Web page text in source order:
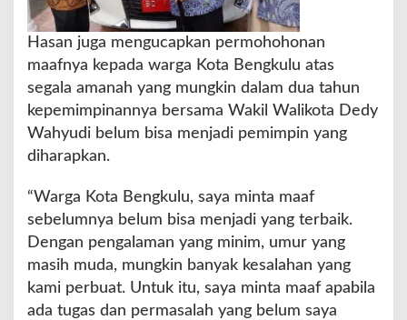
Hasan juga mengucapkan permohohonan
maafnya kepada warga Kota Bengkulu atas
segala amanah yang mungkin dalam dua tahun
kepemimpinannya bersama Wakil Walikota Dedy
Wahyudi belum bisa menjadi pemimpin yang
diharapkan.
“Warga Kota Bengkulu, saya minta maaf
sebelumnya belum bisa menjadi yang terbaik.
Dengan pengalaman yang minim, umur yang
masih muda, mungkin banyak kesalahan yang
kami perbuat. Untuk itu, saya minta maaf apabila
ada tugas dan permasalah yang belum saya